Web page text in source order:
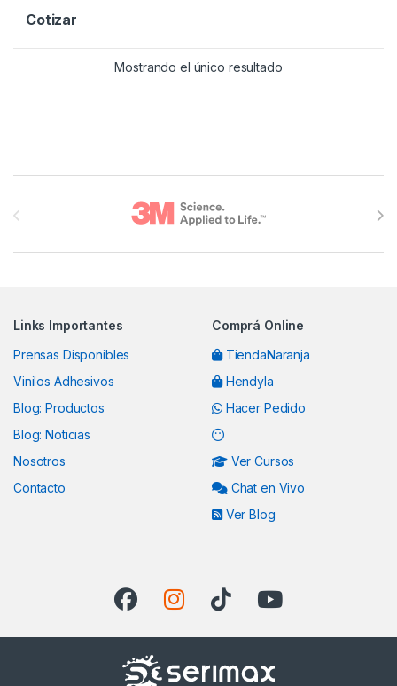
Cotizar
Mostrando el único resultado
Links Importantes
Prensas Disponibles
Vinilos Adhesivos
Blog: Productos
Blog: Noticias
Nosotros
Contacto
Comprá Online
TiendaNaranja
Hendyla
Hacer Pedido
Ver Cursos
Chat en Vivo
Ver Blog